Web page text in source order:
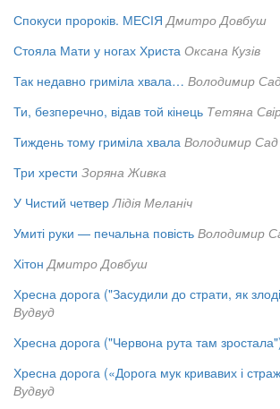
Спокуси пророків. МЕСІЯ Дмитро Довбуш
Стояла Мати у ногах Христа Оксана Кузів
Так недавно гриміла хвала… Володимир
Ти, безперечно, відав той кінець Тетяна
Тиждень тому гриміла хвала Володимир Сад
Три хрести Зоряна Живка
У Чистий четвер Лідія Меланіч
Умиті руки — печальна повість Володимир
Хітон Дмитро Довбуш
Хресна дорога ("Засудили до страти, як
Вудвуд
Хресна дорога ("Червона рута там
Хресна дорога («Дорога мук кривавих і
Вудвуд